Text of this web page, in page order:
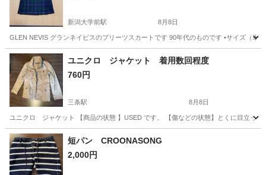
新潟大学前駅 8月8日
GLEN NEVIS グランネイビスのプリーツスカートです 90年代のものです •サイ
新潟 新潟市 新潟大学前駅 スカート チェック柄
ユニクロ ジャケット 着用数回程度
760円
三条駅 8月8日
ユニクロ ジャケット 【商品の状態 】USED です。 【傷などの状態】とくに目立った
新潟 三条市 三条駅
短パン CROONASONG
2,000円